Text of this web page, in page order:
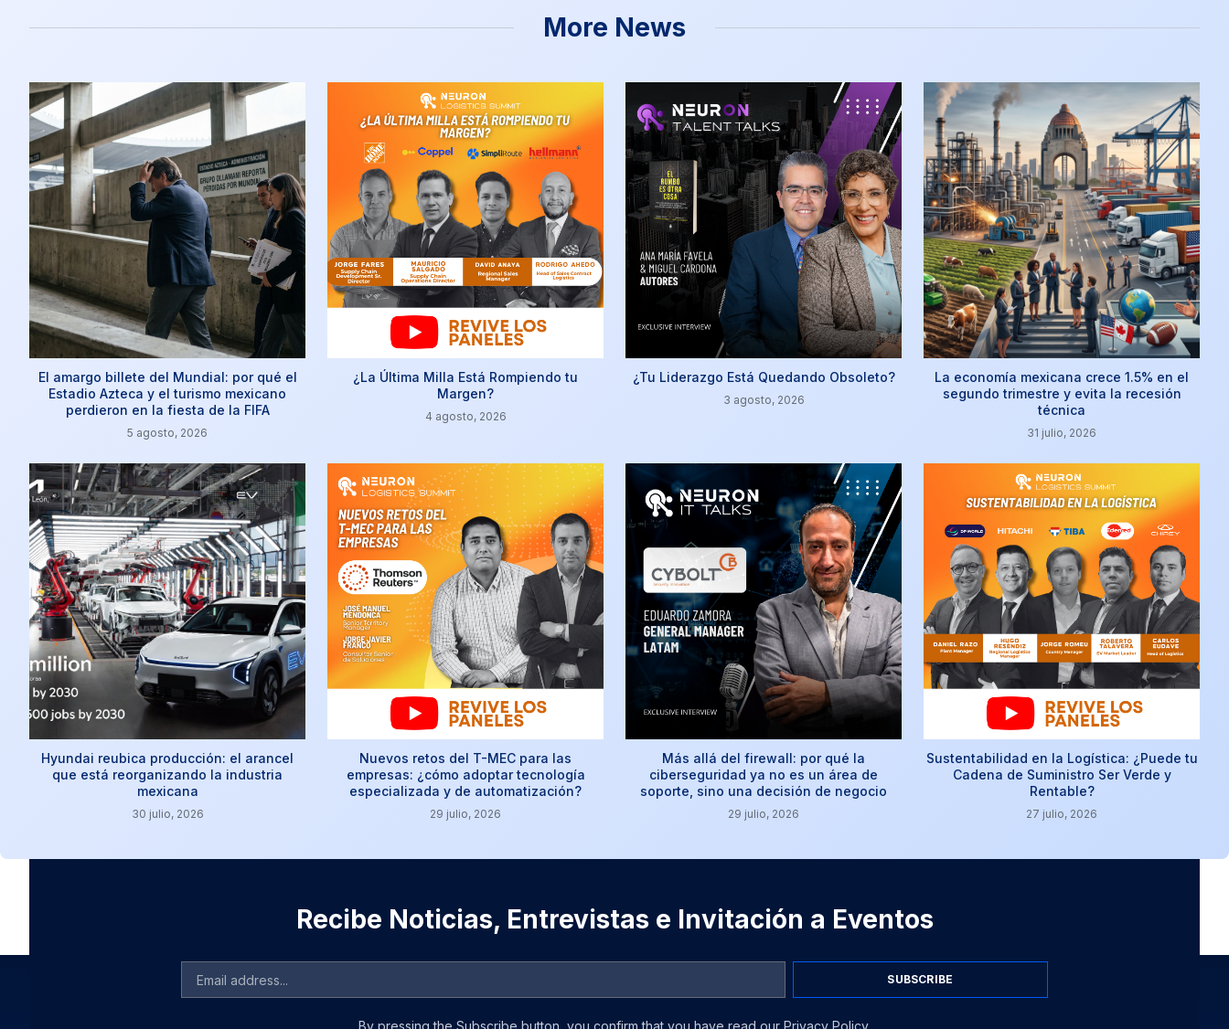
More News
El amargo billete del Mundial: por qué el
Estadio Azteca y el turismo mexicano
perdieron en la fiesta de la FIFA
5 agosto, 2026
¿La Última Milla Está Rompiendo tu
Margen?
4 agosto, 2026
¿Tu Liderazgo Está Quedando Obsoleto?
3 agosto, 2026
La economía mexicana crece 1.5% en el
segundo trimestre y evita la recesión
técnica
31 julio, 2026
Hyundai reubica producción: el arancel
que está reorganizando la industria
mexicana
30 julio, 2026
Nuevos retos del T-MEC para las
empresas: ¿cómo adoptar tecnología
especializada y de automatización?
29 julio, 2026
Más allá del firewall: por qué la
ciberseguridad ya no es un área de
soporte, sino una decisión de negocio
29 julio, 2026
Sustentabilidad en la Logística: ¿Puede tu
Cadena de Suministro Ser Verde y
Rentable?
27 julio, 2026
Recibe Noticias, Entrevistas e Invitación a Eventos
SUBSCRIBE
By pressing the Subscribe button, you confirm that you have read our Privacy Policy.